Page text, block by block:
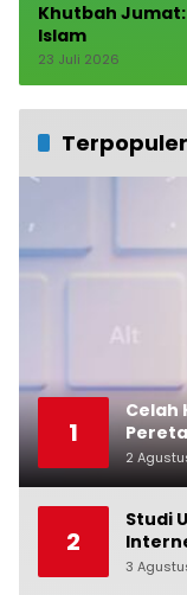
Khutbah Jumat:
Islam
23 Juli 2026
Terpopuler
1
Celah
2
2
Studi
3